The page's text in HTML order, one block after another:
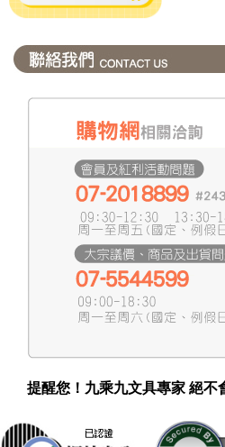
提醒您！九乘九文具專家 絕不